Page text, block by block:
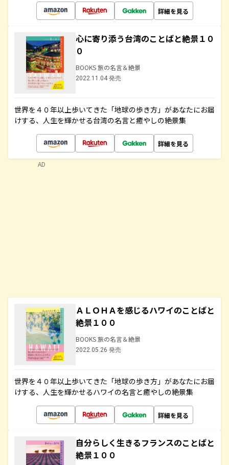
詳細を見る
心に寄り添う台湾のことばと絶景１０
０
BOOKS 旅の名言＆絶景
2022.11.04 発売
世界を４０年以上歩いてきた「地球の歩き方」があなたにお届
けする、人生を輝かせる台湾の名言と癒やしの絶景集
詳細を見る
ＡＬＯＨＡを感じるハワイのことばと
絶景１００
BOOKS 旅の名言＆絶景
2022.05.26 発売
世界を４０年以上歩いてきた「地球の歩き方」があなたにお届
けする、人生を輝かせるハワイの名言と癒やしの絶景集
詳細を見る
自分らしく生きるフランスのことばと
絶景１００
AD